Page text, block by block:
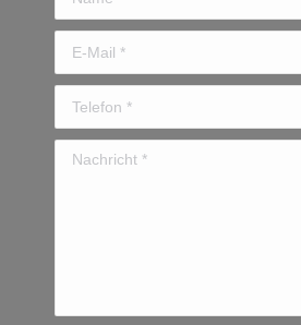
E-Mail *
Telefon *
Nachricht *